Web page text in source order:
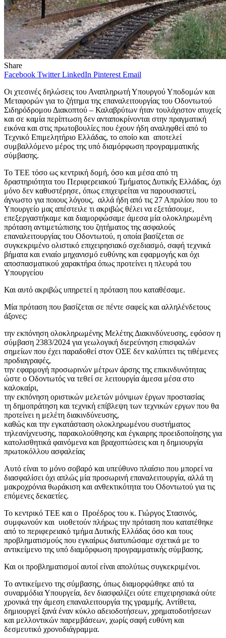
Share
Facebook Twitter LinkedIn Pinterest Email
Οι χτεσινές δηλώσεις του Αναπληρωτή Υπουργού Υποδομών και
Μεταφορών για το ζήτημα της επαναλειτουργίας του Οδοντωτού
Σιδηρόδρομου Διακοπτού – Καλαβρύτων ήταν τουλάχιστον ατυχείς
και σε καμία περίπτωση δεν ανταποκρίνονται στην πραγματική
εικόνα και στις πρωτοβουλίες που έχουν ήδη αναληφθεί από το
Τεχνικό Επιμελητήριο Ελλάδας, το οποίο και αποτελεί
συμβαλλόμενο μέρος της υπό διαμόρφωση προγραμματικής
σύμβασης.
Το ΤΕΕ τόσο ως κεντρική δομή, όσο και μέσα από τη
δραστηριότητα του Περιφερειακού Τμήματος Δυτικής Ελλάδας, όχι
μόνο δεν καθυστέρησε, όπως επιχειρείται να παρουσιαστεί,
άγνωστο για ποιους λόγους, αλλά ήδη από τις 27 Απριλίου που το
Υπουργείο μας απέστειλε τι ακριβώς θέλει να εξετάσουμε,
επεξεργαστήκαμε και διαμορφώσαμε άμεσα μία ολοκληρωμένη
πρόταση αντιμετώπισης του ζητήματος της ασφαλούς
επαναλειτουργίας του Οδοντωτού, η οποία βασίζεται σε
συγκεκριμένο ολιστικό επιχειρησιακό σχεδιασμό, σαφή τεχνικά
βήματα και ενιαίο μηχανισμό ευθύνης και εφαρμογής και όχι
αποσπασματικού χαρακτήρα όπως προτείνει η πλευρά του
Υπουργείου
Και αυτό ακριβώς υπηρετεί η πρόταση που καταθέσαμε.
Μία πρόταση που βασίζεται σε πέντε σαφείς και αλληλένδετους
άξονες:
την εκπόνηση ολοκληρωμένης Μελέτης Διακινδύνευσης, εφόσον η
σύμβαση 2383/2024 για γεωλογική διερεύνηση επισφαλών
σημείων που έχει παραδοθεί στον ΟΣΕ δεν καλύπτει τις τιθέμενες
προδιαγραφές,
την εφαρμογή προσωρινών μέτρων άρσης της επικινδυνότητας
ώστε ο Οδοντωτός να τεθεί σε λειτουργία άμεσα μέσα στο
καλοκαίρι,
την εκπόνηση οριστικών μελετών μόνιμων έργων προστασίας
τη δημοπράτηση και τεχνική επίβλεψη των τεχνικών εργων που θα
προτείνει η μελέτη διακινδύνευσης,
καθώς και την εγκατάσταση ολοκληρωμένου συστήματος
τηλεανίχνευσης, παρακολούθησης και έγκαιρης προειδοποίησης για
κατολισθητικά φαινόμενα και βραχοπτώσεις και η δημιουργία
πρωτοκόλλου ασφαλείας
Αυτό είναι το μόνο σοβαρό και υπεύθυνο πλαίσιο που μπορεί να
διασφαλίσει όχι απλώς μία προσωρινή επαναλειτουργία, αλλά τη
μακροχρόνια θωράκιση και ανθεκτικότητα του Οδοντωτού για τις
επόμενες δεκαετίες.
Το κεντρικό ΤΕΕ και ο Προέδρος του κ. Γιώργος Στασινός,
συμφωνούν και υιοθετούν πλήρως την πρόταση που κατατέθηκε
από το περιφερειακό τμήμα Δυτικής Ελλάδας όσο και τους
προβληματισμούς που εγκαίρως διατυπώσαμε σχετικά με το
αντικείμενο της υπό διαμόρφωση προγραμματικής σύμβασης.
Και οι προβληματισμοί αυτοί είναι απολύτως συγκεκριμένοι.
Το αντικείμενο της σύμβασης, όπως διαμορφώθηκε από τα
συναρμόδια Υπουργεία, δεν διασφαλίζει ούτε επιχειρησιακά ούτε
χρονικά την άμεση επαναλειτουργία της γραμμής. Αντίθετα,
δημιουργεί ξανά έναν κύκλο αδειοδοτήσεων, χρηματοδοτήσεων
και μελλοντικών παρεμβάσεων, χωρίς σαφή ευθύνη και
δεσμευτικό χρονοδιάγραμμα.